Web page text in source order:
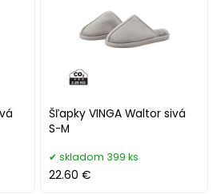
Šľapky VINGA Waltor sivá
S-M
skladom 399 ks
22.60 €